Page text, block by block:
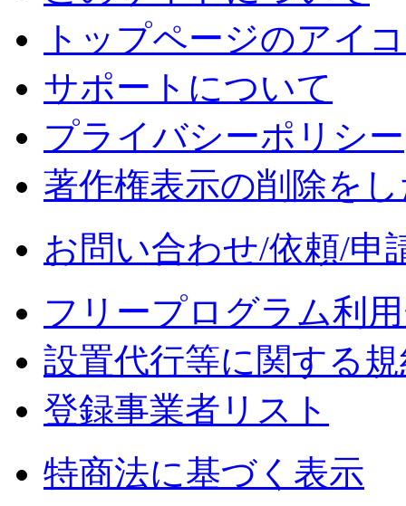
トップページのアイ
サポートについて
プライバシーポリシー
著作権表示の削除を
お問い合わせ/依頼/申
フリープログラム利
設置代行等に関する
登録事業者リスト
特商法に基づく表示